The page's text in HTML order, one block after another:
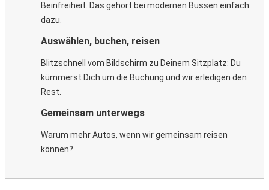
Beinfreiheit. Das gehört bei modernen Bussen einfach
dazu.
Auswählen, buchen, reisen
Blitzschnell vom Bildschirm zu Deinem Sitzplatz: Du
kümmerst Dich um die Buchung und wir erledigen den
Rest.
Gemeinsam unterwegs
Warum mehr Autos, wenn wir gemeinsam reisen
können?